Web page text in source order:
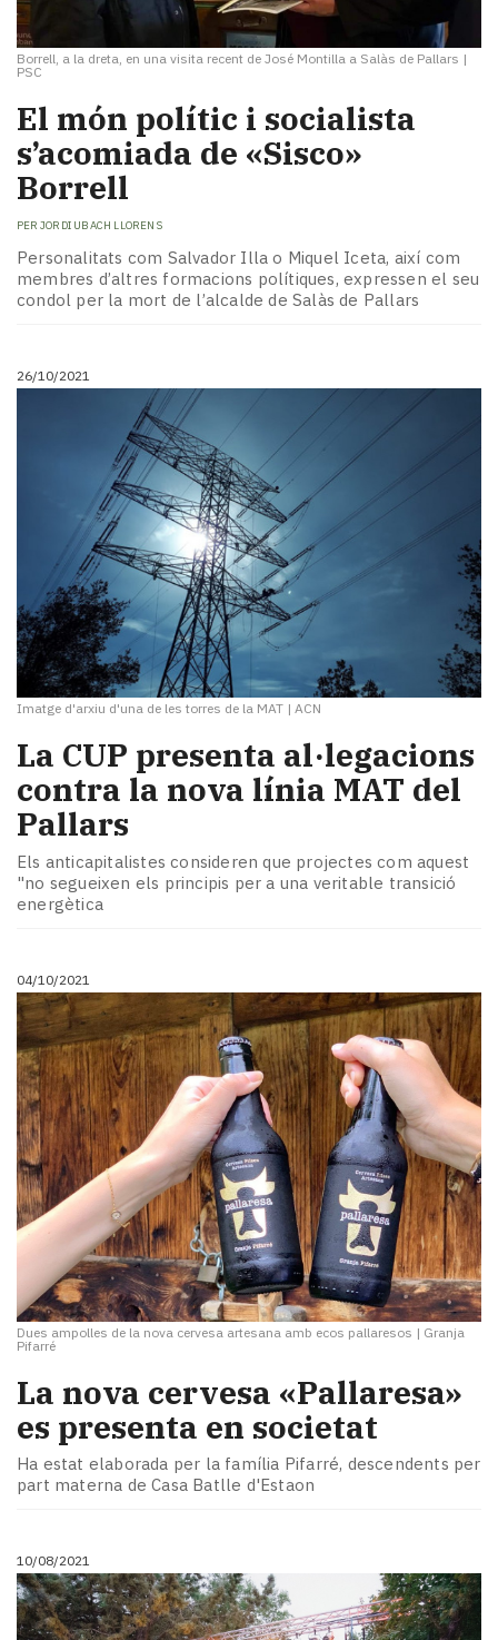
Borrell, a la dreta, en una visita recent de José Montilla a Salàs de Pallars |
PSC
El món polític i socialista
s’acomiada de «Sisco»
Borrell
PER JORDI UBACH LLORENS
Personalitats com Salvador Illa o Miquel Iceta, així com
membres d’altres formacions polítiques, expressen el seu
condol per la mort de l’alcalde de Salàs de Pallars
26/10/2021
Imatge d'arxiu d'una de les torres de la MAT | ACN
La CUP presenta al·legacions
contra la nova línia MAT del
Pallars
Els anticapitalistes consideren que projectes com aquest
"no segueixen els principis per a una veritable transició
energètica
04/10/2021
Dues ampolles de la nova cervesa artesana amb ecos pallaresos | Granja
Pifarré
La nova cervesa «Pallaresa»
es presenta en societat
Ha estat elaborada per la família Pifarré, descendents per
part materna de Casa Batlle d'Estaon
10/08/2021